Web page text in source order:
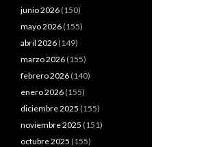
junio 2026 (150)
mayo 2026 (155)
abril 2026 (149)
marzo 2026 (155)
febrero 2026 (140)
enero 2026 (155)
diciembre 2025 (155)
noviembre 2025 (151)
octubre 2025 (155)